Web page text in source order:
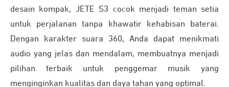
desain kompak, JETE S3 cocok menjadi teman setia
untuk perjalanan tanpa khawatir kehabisan baterai.
Dengan karakter suara 360, Anda dapat menikmati
audio yang jelas dan mendalam, membuatnya menjadi
pilihan terbaik untuk penggemar musik yang
menginginkan kualitas dan daya tahan yang optimal.